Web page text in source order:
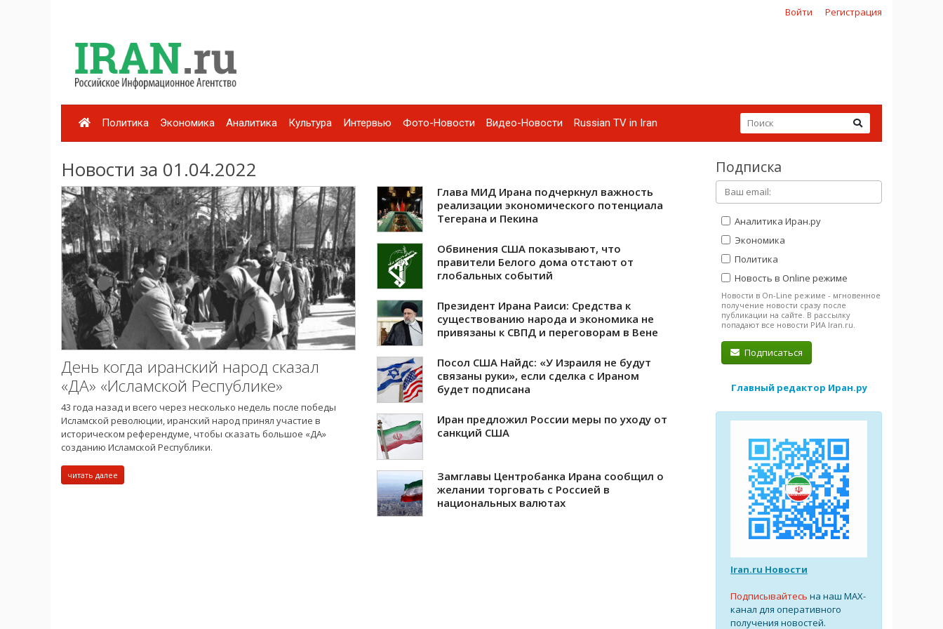
Войти Регистрация
Политика Экономика Аналитика Культура Интервью Фото-Новости Видео-Новости Russian TV in Iran
Новости за 01.04.2022
День когда иранский народ сказал
«ДА» «Исламской Республике»
43 года назад и всего через несколько недель после победы
Исламской революции, иранский народ принял участие в
историческом референдуме, чтобы сказать большое «ДА»
созданию Исламской Республики.
читать далее
Глава МИД Ирана подчеркнул важность
реализации экономического потенциала
Тегерана и Пекина
Обвинения США показывают, что
правители Белого дома отстают от
глобальных событий
Президент Ирана Раиси: Средства к
существованию народа и экономика не
привязаны к СВПД и переговорам в Вене
Посол США Найдс: «У Израиля не будут
связаны руки», если сделка с Ираном
будет подписана
Иран предложил России меры по уходу от
санкций США
Замглавы Центробанка Ирана сообщил о
желании торговать с Россией в
национальных валютах
Подписка
Аналитика Иран.ру
Экономика
Политика
Новость в Online режиме
Новости в On-Line режиме - мгновенное
получение новости сразу после
публикации на сайте. В рассылку
попадают все новости РИА Iran.ru.
Подписаться
Главный редактор Иран.ру
Iran.ru Новости
Подписывайтесь на наш MAX-
канал для оперативного
получения новостей.